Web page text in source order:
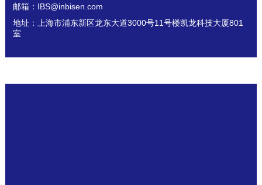
邮箱：IBS@inbisen.com
地址：上海市浦东新区龙东大道3000号11号楼凯龙科技大厦801
室